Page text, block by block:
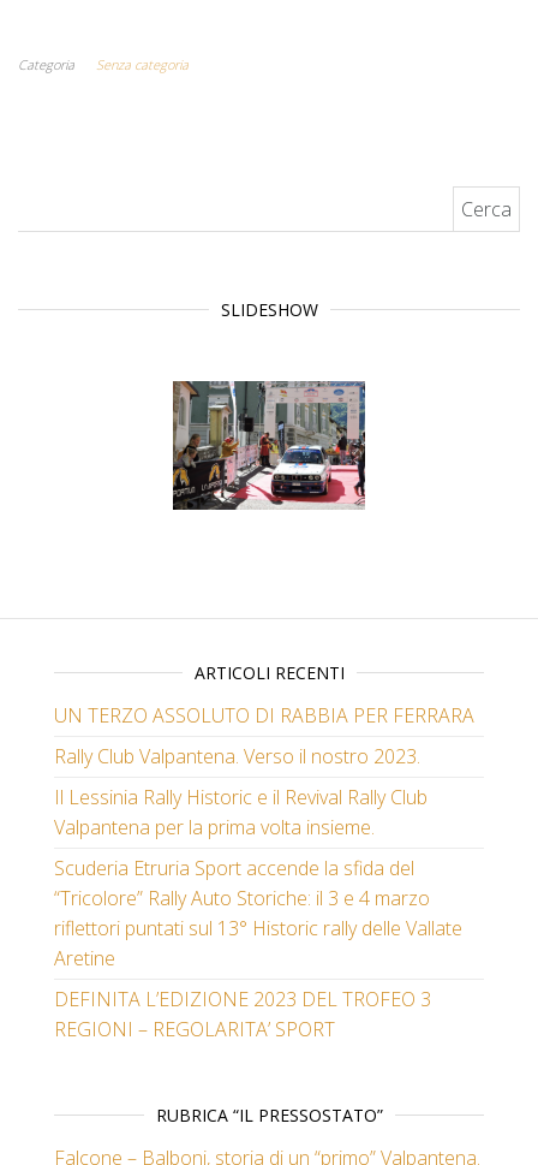
Categoria Senza categoria
SLIDESHOW
ARTICOLI RECENTI
UN TERZO ASSOLUTO DI RABBIA PER FERRARA
Rally Club Valpantena. Verso il nostro 2023.
Il Lessinia Rally Historic e il Revival Rally Club
Valpantena per la prima volta insieme.
Scuderia Etruria Sport accende la sfida del
“Tricolore” Rally Auto Storiche: il 3 e 4 marzo
riflettori puntati sul 13° Historic rally delle Vallate
Aretine
DEFINITA L’EDIZIONE 2023 DEL TROFEO 3
REGIONI – REGOLARITA’ SPORT
RUBRICA “IL PRESSOSTATO”
Falcone – Balboni, storia di un “primo” Valpantena.